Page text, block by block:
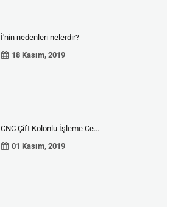
İ'nin nedenleri nelerdir?
18 Kasım, 2019
CNC Çift Kolonlu İşleme Ce...
01 Kasım, 2019